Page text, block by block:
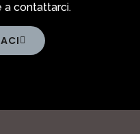
a contattarci.